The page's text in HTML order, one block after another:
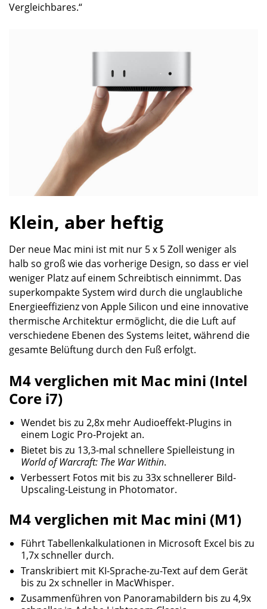
Vergleichbares.“
Klein, aber heftig
Der neue Mac mini ist mit nur 5 x 5 Zoll weniger als
halb so groß wie das vorherige Design, so dass er viel
weniger Platz auf einem Schreibtisch einnimmt. Das
superkompakte System wird durch die unglaubliche
Energieeffizienz von Apple Silicon und eine innovative
thermische Architektur ermöglicht, die die Luft auf
verschiedene Ebenen des Systems leitet, während die
gesamte Belüftung durch den Fuß erfolgt.
M4 verglichen mit Mac mini (Intel
Core i7)
Wendet bis zu 2,8x mehr Audioeffekt-Plugins in
einem Logic Pro-Projekt an.
Bietet bis zu 13,3-mal schnellere Spielleistung in
World of Warcraft: The War Within.
Verbessert Fotos mit bis zu 33x schnellerer Bild-
Upscaling-Leistung in Photomator.
M4 verglichen mit Mac mini (M1)
Führt Tabellenkalkulationen in Microsoft Excel bis zu
1,7x schneller durch.
Transkribiert mit KI-Sprache-zu-Text auf dem Gerät
bis zu 2x schneller in MacWhisper.
Zusammenführen von Panoramabildern bis zu 4,9x